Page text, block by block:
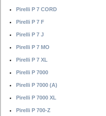
Pirelli P 7 CORD
Pirelli P 7 F
Pirelli P 7 J
Pirelli P 7 MO
Pirelli P 7 XL
Pirelli P 7000
Pirelli P 7000 (A)
Pirelli P 7000 XL
Pirelli P 700-Z